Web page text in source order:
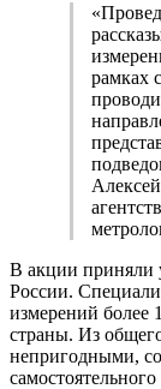
рамках
В акции приняли
России.
измерений более
страны. Из
непригодными,